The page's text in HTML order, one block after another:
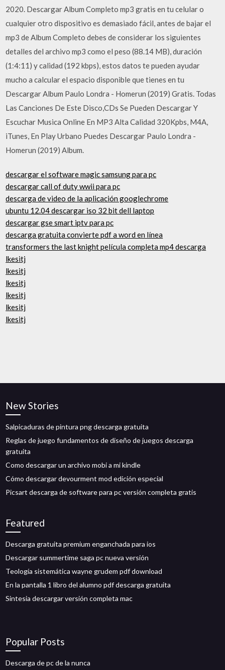
2020. Descargar Album Completo mp3 gratis en tu celular o
cualquier otro dispositivo es demasiado fácil, antes de bajar el
mp3 de Album Completo debes de considerar los siguientes
detalles del archivo mp3 como el peso (88.14 MB), duración
(1:4:11) y calidad (192 kbps), estos datos te pueden ayudar
mucho a calcular el espacio disponible que tienes en tu
Descargar Album Paulo Londra - Homerun (2019) Gratis. Todas
Las Canciones De Este Disco,CDs Se Pueden Descargar Y
Escuchar Musica Online En MP3 Alta Calidad 320Kpbs, M4A,
iTunes, En Play Urbano Puedes Descargar Paulo Londra -
Homerun (2019) Album.
descargar el software magic samsung para pc
descargar call of duty wwii para pc
descarga de video de la aplicación googlechrome
ubuntu 12.04 descargar iso 32 bit dell laptop
descargar gse smart iptv para pc
descarga gratuita convierte pdf a word en línea
transformers the last knight película completa mp4 descarga
lkesitj
lkesitj
lkesitj
lkesitj
lkesitj
lkesitj
New Stories
Salpicaduras de pintura png descarga gratuita
Reglas de juego fundamentos de diseño de juegos descarga
gratuita
Como descargar un archivo mobi a mi kindle
Cómo descargar devourment mod edición especial
Picsart descarga de software para pc versión completa gratis
Featured
Descarga gratuita premium enganchada para ios
Descargar summertime saga pc nueva versión
Teología sistemática wayne grudem pdf download
En la pantalla 1 libro del alumno pdf descarga gratuita
Sintesia descargar versión completa mac
Popular Posts
Descarga de pc de la nunca